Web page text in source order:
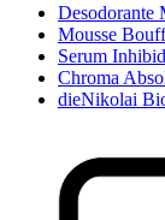
Desodorante
Mousse
Serum
Chroma
dieNikolai